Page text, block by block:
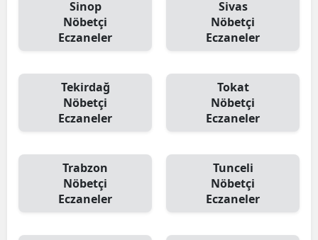
Sinop
Nöbetçi
Eczaneler
Sivas
Nöbetçi
Eczaneler
Tekirdağ
Nöbetçi
Eczaneler
Tokat
Nöbetçi
Eczaneler
Trabzon
Nöbetçi
Eczaneler
Tunceli
Nöbetçi
Eczaneler